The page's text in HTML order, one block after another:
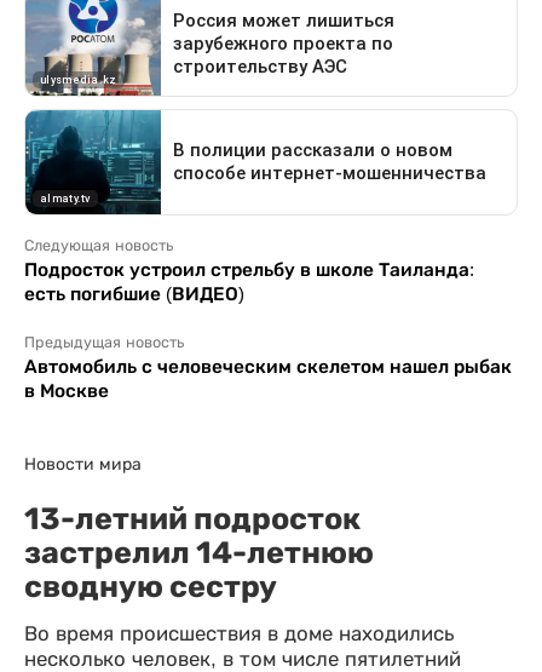
Следующая новость
Подросток устроил стрельбу в школе Таиланда:
есть погибшие (ВИДЕО)
Предыдущая новость
Автомобиль с человеческим скелетом нашел рыбак
в Москве
Новости мира
13-летний подросток
застрелил 14-летнюю
сводную сестру
Во время происшествия в доме находились
несколько человек, в том числе пятилетний